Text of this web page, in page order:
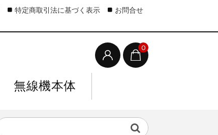
0
無線機本体
特定商取引法に基づく表示 お問合せ